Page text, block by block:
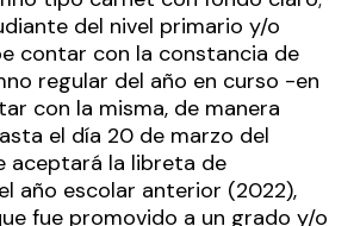
del nivel primario y/o
contar con la constancia de
regular del año en curso -en
con la misma, de manera
el día 20 de marzo del
aceptará la libreta de
año escolar anterior (2022),
fue promovido a un grado y/o